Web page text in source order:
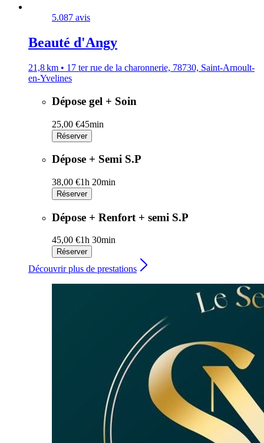
5.087 avis
Beauté d'Angy
21,8 km • 17 ter rue de la charonnerie, 78730, Saint-Arnoult-
en-Yvelines
Dépose gel + Soin
25,00 €45min
Réserver
Dépose + Semi S.P
38,00 €1h 20min
Réserver
Dépose + Renfort + semi S.P
45,00 €1h 30min
Réserver
Découvrir plus de prestations